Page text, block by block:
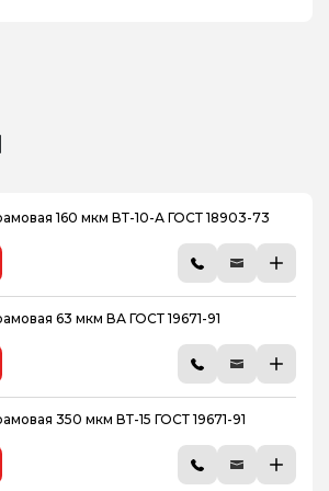
160 мкм ВТ-10-А ГОСТ 18903-73
63 мкм ВА ГОСТ 19671-91
350 мкм ВТ-15 ГОСТ 19671-91